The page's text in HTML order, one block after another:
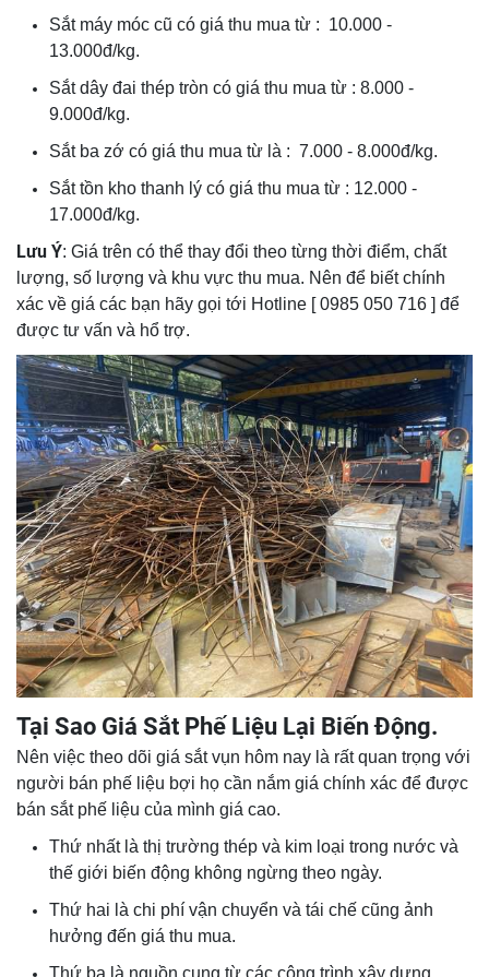
Sắt máy móc cũ có giá thu mua từ : 10.000 -
13.000đ/kg.
Sắt dây đai thép tròn có giá thu mua từ : 8.000 -
9.000đ/kg.
Sắt ba zớ có giá thu mua từ là : 7.000 - 8.000đ/kg.
Sắt tồn kho thanh lý có giá thu mua từ : 12.000 -
17.000đ/kg.
Lưu Ý: Giá trên có thể thay đổi theo từng thời điểm, chất
lượng, số lượng và khu vực thu mua. Nên để biết chính
xác về giá các bạn hãy gọi tới Hotline [ 0985 050 716 ] để
được tư vấn và hổ trợ.
Tại Sao Giá Sắt Phế Liệu Lại Biến Động.
Nên việc theo dõi giá sắt vụn hôm nay là rất quan trọng với
người bán phế liệu bợi họ cần nắm giá chính xác để được
bán sắt phế liệu của mình giá cao.
Thứ nhất là thị trường thép và kim loại trong nước và
thế giới biến động không ngừng theo ngày.
Thứ hai là chi phí vận chuyển và tái chế cũng ảnh
hưởng đến giá thu mua.
Thứ ba là nguồn cung từ các công trình xây dựng